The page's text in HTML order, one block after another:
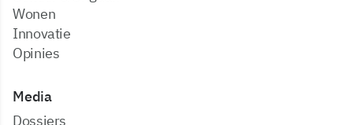
Wonen
Innovatie
Opinies
Media
dossiers